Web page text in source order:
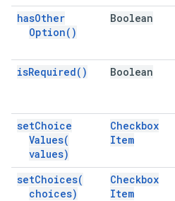
hasOther
Option( )
Boolean
isRequired( ) Boolean
setChoice
Values(
values)
Checkbox
Item
setChoices(
choices)
Checkbox
Item